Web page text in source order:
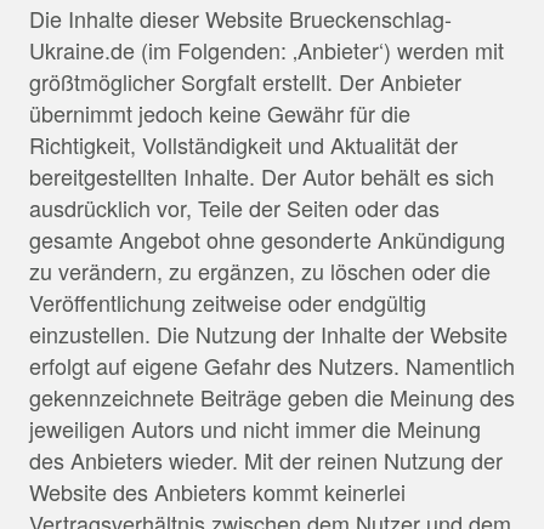
Die Inhalte dieser Website Brueckenschlag-
Ukraine.de (im Folgenden: ‚Anbieter‘) werden mit
größtmöglicher Sorgfalt erstellt. Der Anbieter
übernimmt jedoch keine Gewähr für die
Richtigkeit, Vollständigkeit und Aktualität der
bereitgestellten Inhalte. Der Autor behält es sich
ausdrücklich vor, Teile der Seiten oder das
gesamte Angebot ohne gesonderte Ankündigung
zu verändern, zu ergänzen, zu löschen oder die
Veröffentlichung zeitweise oder endgültig
einzustellen. Die Nutzung der Inhalte der Website
erfolgt auf eigene Gefahr des Nutzers. Namentlich
gekennzeichnete Beiträge geben die Meinung des
jeweiligen Autors und nicht immer die Meinung
des Anbieters wieder. Mit der reinen Nutzung der
Website des Anbieters kommt keinerlei